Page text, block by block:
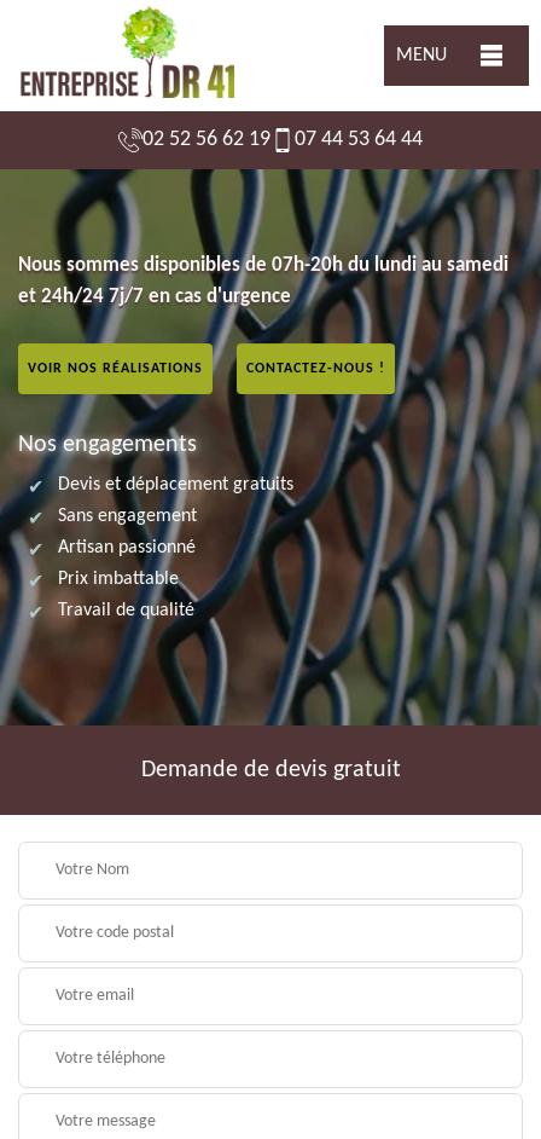
MENU
02 52 56 62 19 07 44 53 64 44
Nous sommes disponibles de 07h-20h du lundi au samedi
et 24h/24 7j/7 en cas d'urgence
VOIR NOS RÉALISATIONS CONTACTEZ-NOUS !
Nos engagements
Devis et déplacement gratuits
Sans engagement
Artisan passionné
Prix imbattable
Travail de qualité
Demande de devis gratuit